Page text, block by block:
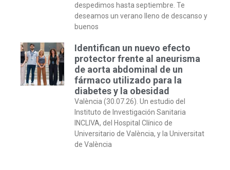
despedimos hasta septiembre. Te
deseamos un verano lleno de descanso y
buenos
Identifican un nuevo efecto
protector frente al aneurisma
de aorta abdominal de un
fármaco utilizado para la
diabetes y la obesidad
València (30.07.26). Un estudio del
Instituto de Investigación Sanitaria
INCLIVA, del Hospital Clínico de
Universitario de València, y la Universitat
de València